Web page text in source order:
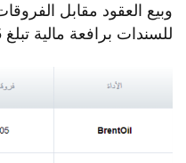
للسندات برافعة مالية تبلغ 1:5.